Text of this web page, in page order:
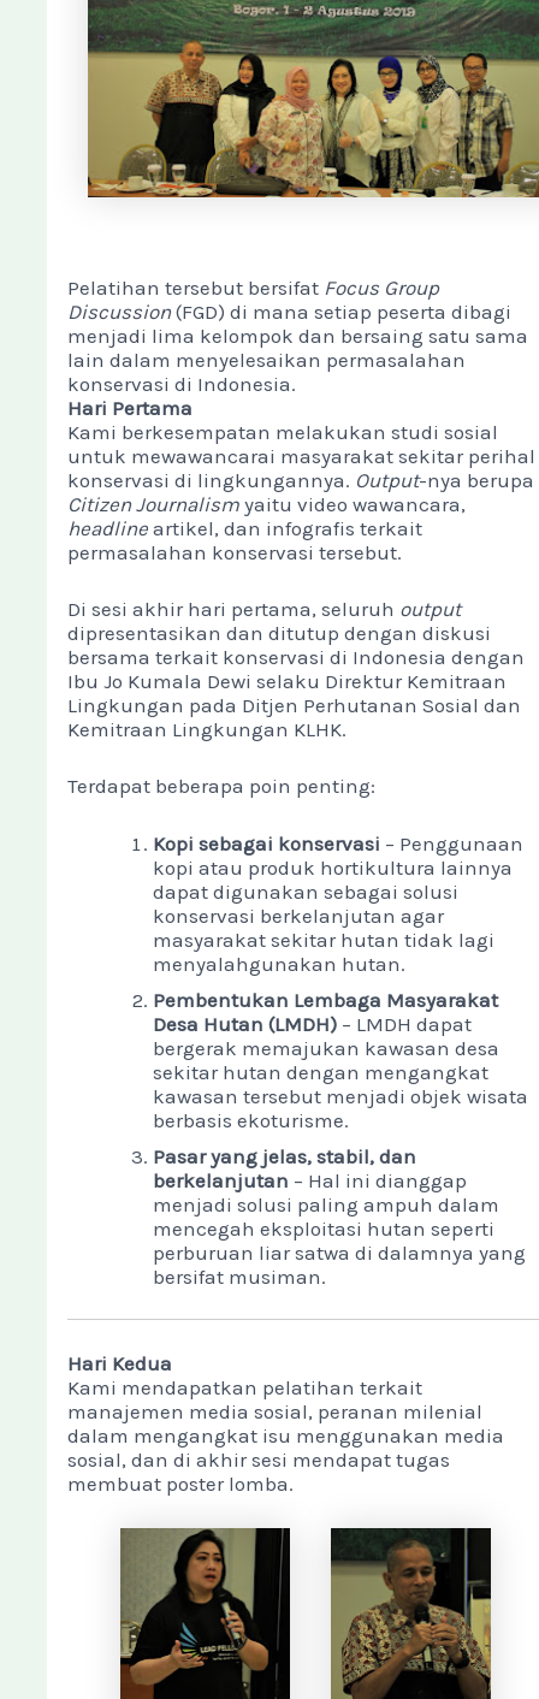
Pelatihan tersebut bersifat Focus Group
Discussion (FGD) di mana setiap peserta dibagi
menjadi lima kelompok dan bersaing satu sama
lain dalam menyelesaikan permasalahan
konservasi di Indonesia.
Hari Pertama
Kami berkesempatan melakukan studi sosial
untuk mewawancarai masyarakat sekitar perihal
konservasi di lingkungannya. Output-nya berupa
Citizen Journalism yaitu video wawancara,
headline artikel, dan infografis terkait
permasalahan konservasi tersebut.
Di sesi akhir hari pertama, seluruh output
dipresentasikan dan ditutup dengan diskusi
bersama terkait konservasi di Indonesia dengan
Ibu Jo Kumala Dewi selaku Direktur Kemitraan
Lingkungan pada Ditjen Perhutanan Sosial dan
Kemitraan Lingkungan KLHK.
Terdapat beberapa poin penting:
Kopi sebagai konservasi – Penggunaan
kopi atau produk hortikultura lainnya
dapat digunakan sebagai solusi
konservasi berkelanjutan agar
masyarakat sekitar hutan tidak lagi
menyalahgunakan hutan.
Pembentukan Lembaga Masyarakat
Desa Hutan (LMDH) – LMDH dapat
bergerak memajukan kawasan desa
sekitar hutan dengan mengangkat
kawasan tersebut menjadi objek wisata
berbasis ekoturisme.
Pasar yang jelas, stabil, dan
berkelanjutan – Hal ini dianggap
menjadi solusi paling ampuh dalam
mencegah eksploitasi hutan seperti
perburuan liar satwa di dalamnya yang
bersifat musiman.
Hari Kedua
Kami mendapatkan pelatihan terkait
manajemen media sosial, peranan milenial
dalam mengangkat isu menggunakan media
sosial, dan di akhir sesi mendapat tugas
membuat poster lomba.